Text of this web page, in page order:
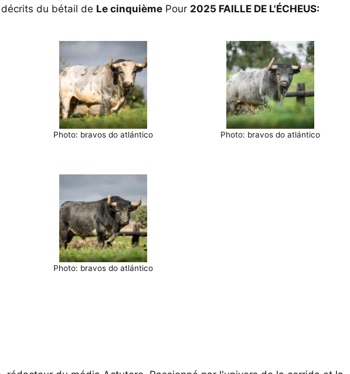
du bétail de Le cinquième Pour 2025 FAILLE DE L'ÉCHEUS:
Photo: bravos do atlántico Photo: bravos do atlántico
Photo: bravos do atlántico